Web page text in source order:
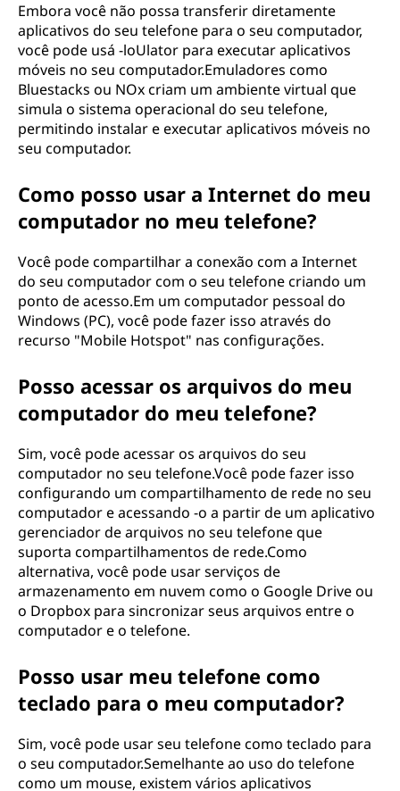
Embora você não possa transferir diretamente
aplicativos do seu telefone para o seu computador,
você pode usá -loUlator para executar aplicativos
móveis no seu computador.Emuladores como
Bluestacks ou NOx criam um ambiente virtual que
simula o sistema operacional do seu telefone,
permitindo instalar e executar aplicativos móveis no
seu computador.
Como posso usar a Internet do meu
computador no meu telefone?
Você pode compartilhar a conexão com a Internet
do seu computador com o seu telefone criando um
ponto de acesso.Em um computador pessoal do
Windows (PC), você pode fazer isso através do
recurso "Mobile Hotspot" nas configurações.
Posso acessar os arquivos do meu
computador do meu telefone?
Sim, você pode acessar os arquivos do seu
computador no seu telefone.Você pode fazer isso
configurando um compartilhamento de rede no seu
computador e acessando -o a partir de um aplicativo
gerenciador de arquivos no seu telefone que
suporta compartilhamentos de rede.Como
alternativa, você pode usar serviços de
armazenamento em nuvem como o Google Drive ou
o Dropbox para sincronizar seus arquivos entre o
computador e o telefone.
Posso usar meu telefone como
teclado para o meu computador?
Sim, você pode usar seu telefone como teclado para
o seu computador.Semelhante ao uso do telefone
como um mouse, existem vários aplicativos